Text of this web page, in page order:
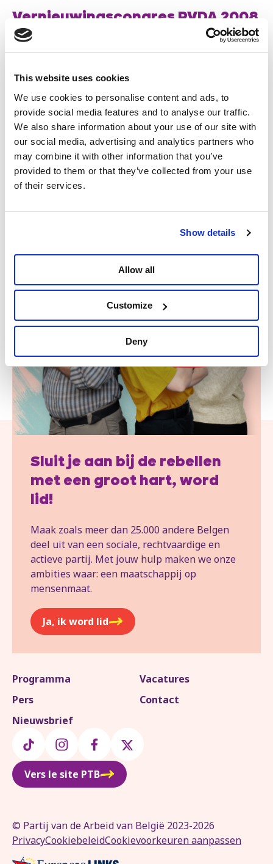
This website uses cookies
We use cookies to personalise content and ads, to
provide social media features and to analyse our traffic.
We also share information about your use of our site with
our social media, advertising and analytics partners who
may combine it with other information that you’ve
provided to them or that they’ve collected from your use
of their services.
Show details
Allow all
Customize
Deny
Vernieuwingscongres PVDA 2008
Met het Vernieuwingscongres van 2008 sloeg de
partij, de partij van de werkende mensen.
Lees Het PVDA
Vernieuwingscongres (PDF)
PDF
Delen
Sluit je aan bij de rebellen
met een groot hart, word
lid!
Maak zoals meer dan 25.000 andere Belgen
deel uit van een sociale, rechtvaardige en
actieve partij. Met jouw hulp maken we onze
ambities waar: een maatschappij op
mensenmaat.
Ja, ik word lid
Programma
Vacatures
Pers
Contact
Nieuwsbrief
Vers le site PTB
© Partij van de Arbeid van België 2023-2026
PrivacyCookiebeleidCookievoorkeuren aanpassen